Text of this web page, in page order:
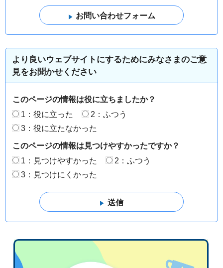
より良いウェブサイトにするためにみなさまのご意
見をお聞かせください
このページの情報は役に立ちましたか？
1：役に立った
2：ふつう
3：役に立たなかった
このページの情報は見つけやすかったですか？
1：見つけやすかった
2：ふつう
3：見つけにくかった